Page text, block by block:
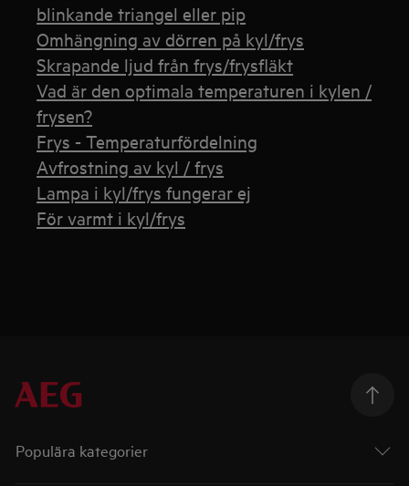
blinkande triangel eller pip
Omhängning av dörren på kyl/frys
Skrapande ljud från frys/frysfläkt
Vad är den optimala temperaturen i kylen /
frysen?
Frys - Temperaturfördelning
Avfrostning av kyl / frys
Lampa i kyl/frys fungerar ej
För varmt i kyl/frys
Populära kategorier